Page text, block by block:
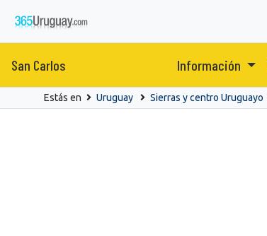
San Carlos Información
Estás en Uruguay Sierras y centro Uruguayo